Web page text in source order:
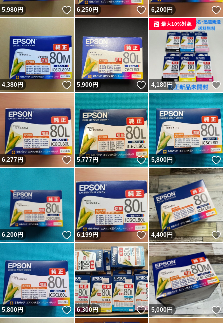
5,980円 いいね！
6,250円 いいね！
6,200円
4,380円 いいね！
5,900円 いいね！
4,180円
最大10%対象
6,277円 いいね！
5,777円 いいね！
5,800円
6,200円 いいね！
6,199円 いいね！
4,400円
5,800円 いいね！
6,300円 いいね！
5,000円